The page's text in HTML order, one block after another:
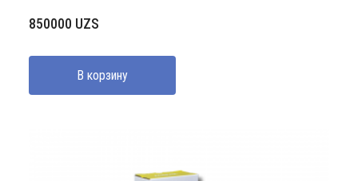
850000 UZS
В корзину